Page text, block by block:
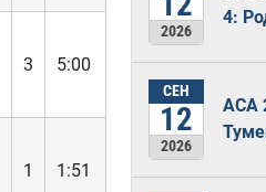
3
5:00
1
1:51
2026
4:
СЕН
12
2026
ACA